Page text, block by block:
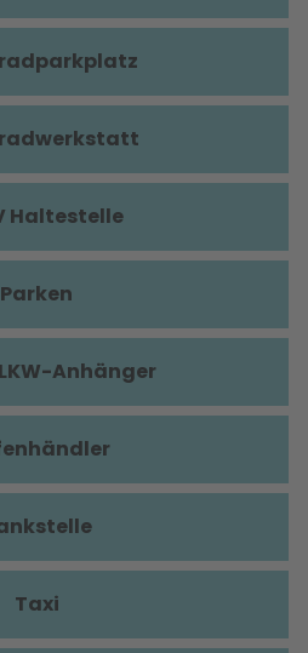
Haltestelle
Parken
Anhänger
Taxi